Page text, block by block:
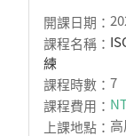
練
7